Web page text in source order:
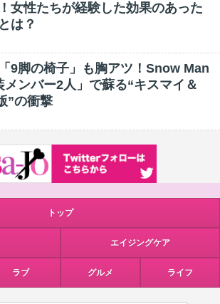
女性たちが経験した効果のあった
は？
9脚の椅子」も胸アツ！Snow Man
ンバー2人」で蘇る“キスマイ＆
”の衝撃
トップ
エイジングケア
ラブ グルメ ライフ